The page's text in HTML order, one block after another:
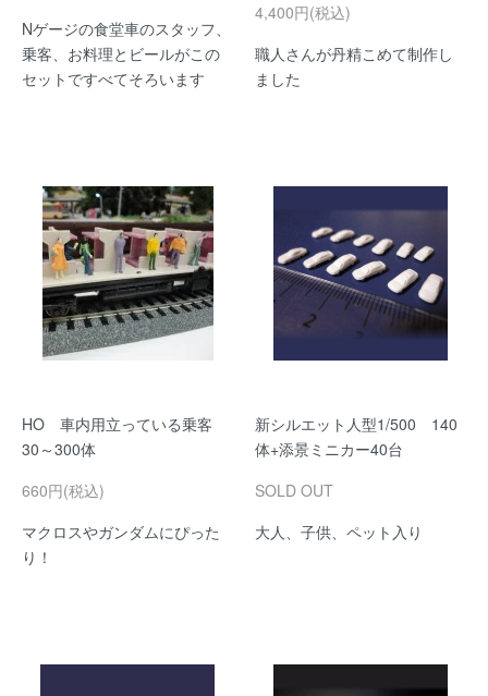
Nゲージの食堂車のスタッフ、
乗客、お料理とビールがこの
セットですべてそろいます
4,400円(税込)
職人さんが丹精こめて制作し
ました
HO 車内用立っている乗客
30～300体
660円(税込)
マクロスやガンダムにぴった
り！
新シルエット人型1/500 140
体+添景ミニカー40台
SOLD OUT
大人、子供、ペット入り